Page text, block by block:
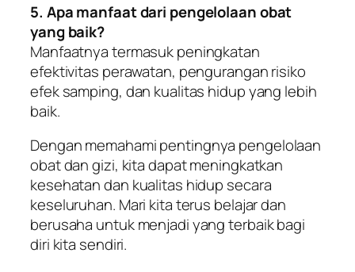
5. Apa manfaat dari pengelolaan obat
yang baik?
Manfaatnya termasuk peningkatan
efektivitas perawatan, pengurangan risiko
efek samping, dan kualitas hidup yang lebih
baik.
Dengan memahami pentingnya pengelolaan
obat dan gizi, kita dapat meningkatkan
kesehatan dan kualitas hidup secara
keseluruhan. Mari kita terus belajar dan
berusaha untuk menjadi yang terbaik bagi
diri kita sendiri.